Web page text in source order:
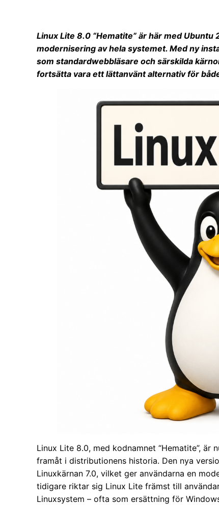
Linux Lite 8.0 “Hematite” är här med
modernisering av hela systemet. Med ny
som standardwebbläsare och särskilda
fortsätta vara ett lättanvänt alternativ för
Linux Lite 8.0, med kodnamnet “Hematite”,
framåt i distributionens historia. Den nya
Linuxkärnan 7.0, vilket ger användarna en
tidigare riktar sig Linux Lite främst till
Linuxsystem – ofta som ersättning för